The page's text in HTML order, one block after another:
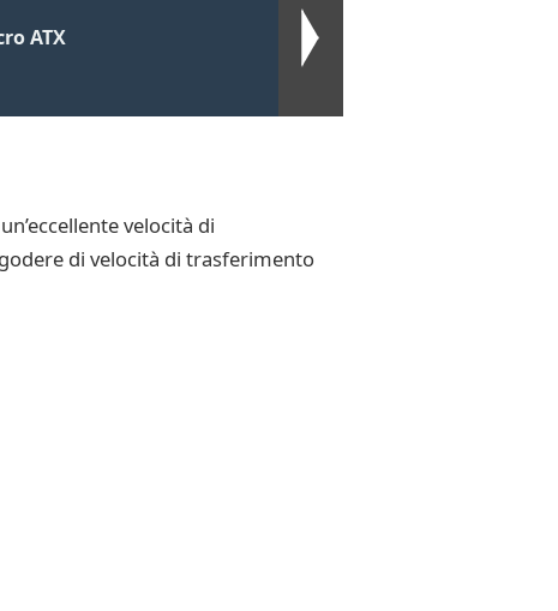
ATX
velocità di
di velocità di trasferimento